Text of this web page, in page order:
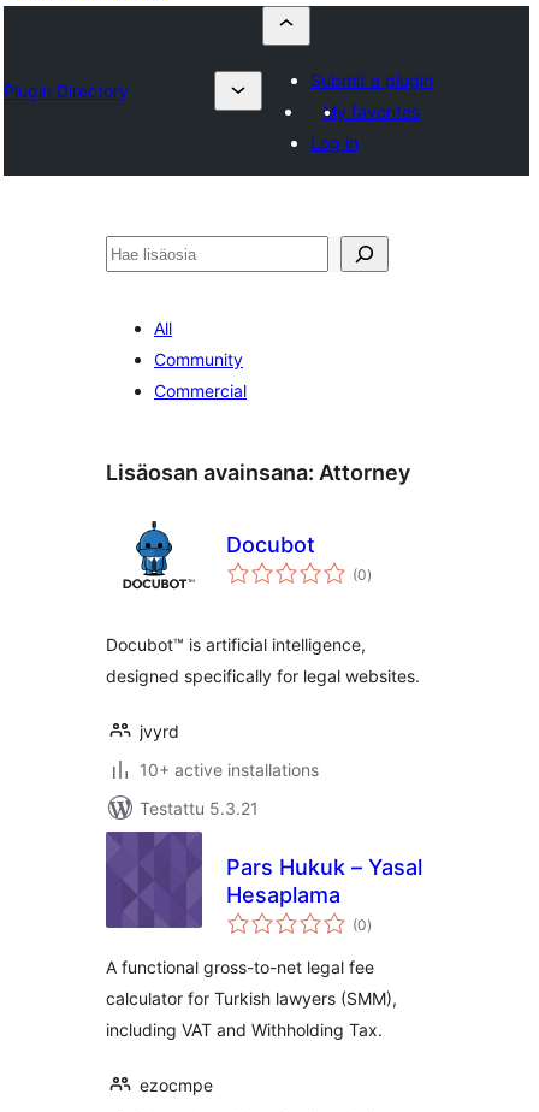
Plugin Directory
Submit a plugin
My favorites
Log in
Etsi
All
Community
Commercial
Lisäosan avainsana: Attorney
Docubot
(0arvosanat
yhteensä
)
Docubot™ is artificial intelligence,
designed specifically for legal websites.
jvyrd
10+ active installations
Testattu 5.3.21
Pars Hukuk – Yasal
Hesaplama
(0arvosanat
yhteensä
)
A functional gross-to-net legal fee
calculator for Turkish lawyers (SMM),
including VAT and Withholding Tax.
ezocmpe